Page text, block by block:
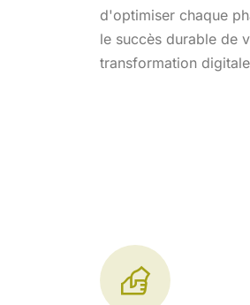
d'optimiser chaque
le succès durable de
transformation